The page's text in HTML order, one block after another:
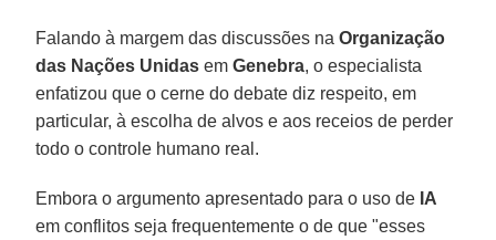
Falando à margem das discussões naOrganização
das Nações Unidas emGenebra, o especialista
enfatizou que o cerne do debate diz respeito, em
particular, à escolha de alvos e aos receios de perder
todo o controle humano real.
Embora o argumento apresentado para o uso de IA
em conflitos seja frequentemente o de que "esses